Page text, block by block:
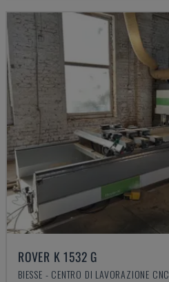
ROVER K 1532 G
BIESSE - CENTRO DI LAVORAZIONE CNC